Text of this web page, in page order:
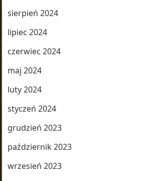
sierpień 2024
lipiec 2024
czerwiec 2024
maj 2024
luty 2024
styczeń 2024
grudzień 2023
październik 2023
wrzesień 2023